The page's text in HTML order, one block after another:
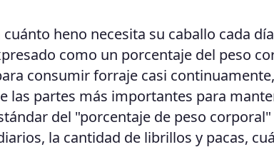
heno necesita su caballo cada
como un porcentaje del peso
consumir forraje casi
las partes más importantes para
del "porcentaje de peso
la cantidad de librillos y pacas,